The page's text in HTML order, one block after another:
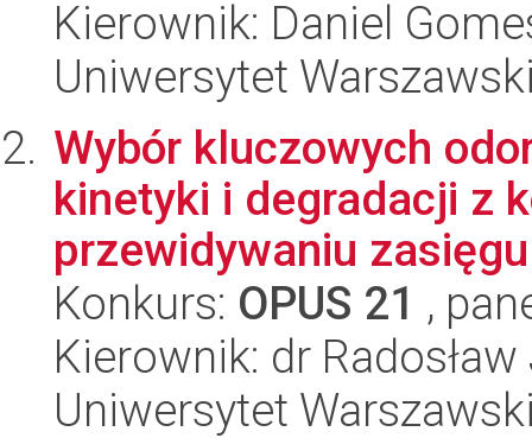
Kierownik: Daniel
Uniwersytet
Wybór kluczowych
kinetyki i degradacji z
przewidywaniu
Konkurs: OPUS 21 ,
Kierownik: dr
Uniwersytet